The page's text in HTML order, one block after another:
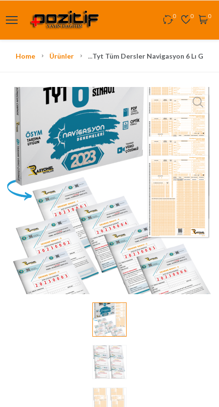
0 0 0
Home Ürünler ...Tyt Tüm Dersler Navigasyon 6 Lı